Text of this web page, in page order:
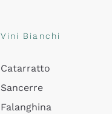
Vini Bianchi
Catarratto
Sancerre
Falanghina